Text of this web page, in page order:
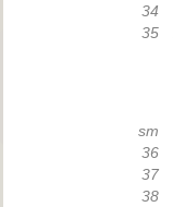
34
35
sm
36
37
38